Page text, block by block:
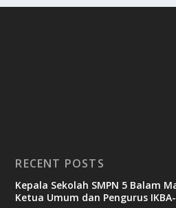
RECENT POSTS
Kepala Sekolah SMPN 5 Balam
Ketua Umum dan Pengurus IKBA-